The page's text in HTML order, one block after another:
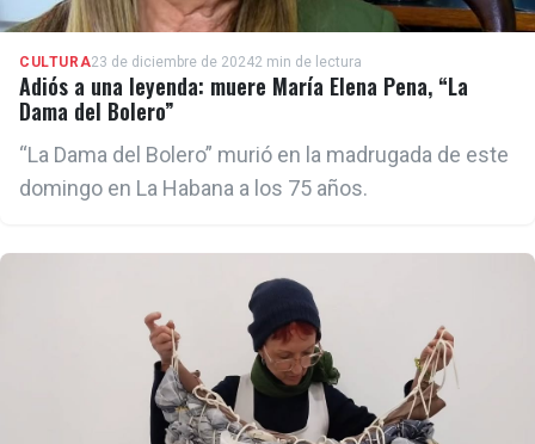
CULTURA23 de diciembre de 20242 min de lectura
Adiós a una leyenda: muere María Elena Pena, “La
Dama del Bolero”
“La Dama del Bolero” murió en la madrugada de este
domingo en La Habana a los 75 años.